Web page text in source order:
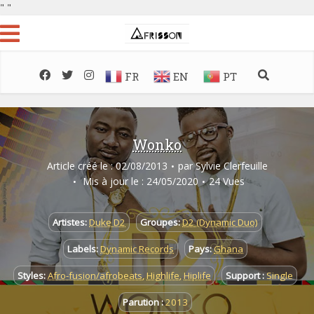
" "
FR EN PT
Wonko
Article créé le : 02/08/2013 par Sylvie Clerfeuille
Mis à jour le : 24/05/2020
24 Vues
Artistes:Duke D2 Groupes:D2 (Dynamic Duo)
Labels:Dynamic Records Pays:Ghana
Styles:Afro-fusion/afrobeats,Highlife,Hiplife Support :Single
Parution :2013